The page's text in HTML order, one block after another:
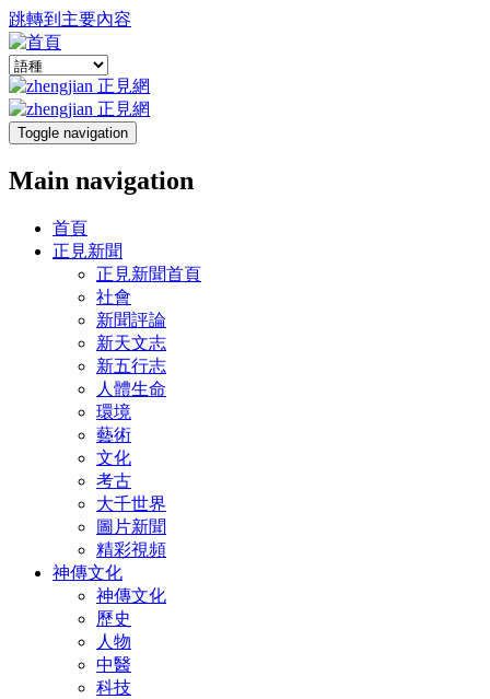
跳轉到主要內容
Toggle navigation
Main navigation
首頁
正見新聞
正見新聞首頁
社會
新聞評論
新天文志
新五行志
人體生命
環境
藝術
文化
考古
大千世界
圖片新聞
精彩視頻
神傳文化
神傳文化
歷史
人物
中醫
科技